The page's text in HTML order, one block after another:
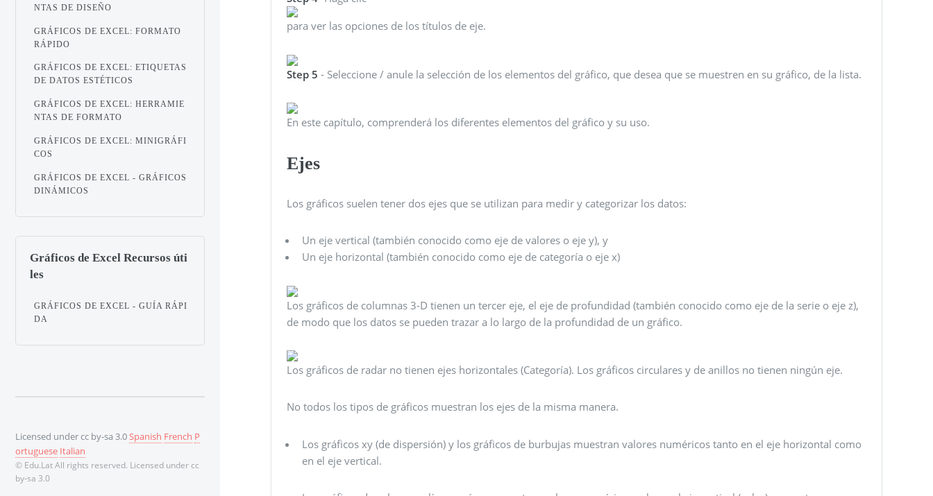
para ver las opciones de los títulos de eje.
Step 5 - Seleccione / anule la selección de los elementos del gráfico, que desea que se muestren en su gráfico, de la lista.
En este capítulo, comprenderá los diferentes elementos del gráfico y su uso.
Ejes
Los gráficos suelen tener dos ejes que se utilizan para medir y categorizar los datos:
Un eje vertical (también conocido como eje de valores o eje y), y
Un eje horizontal (también conocido como eje de categoría o eje x)
Los gráficos de columnas 3-D tienen un tercer eje, el eje de profundidad (también conocido como eje de la serie o eje z),
de modo que los datos se pueden trazar a lo largo de la profundidad de un gráfico.
Los gráficos de radar no tienen ejes horizontales (Categoría). Los gráficos circulares y de anillos no tienen ningún eje.
No todos los tipos de gráficos muestran los ejes de la misma manera.
Los gráficos xy (de dispersión) y los gráficos de burbujas muestran valores numéricos tanto en el eje horizontal como
en el eje vertical.
NTAS DE DISEÑO
GRÁFICOS DE EXCEL: FORMATO
RÁPIDO
GRÁFICOS DE EXCEL: ETIQUETAS
DE DATOS ESTÉTICOS
GRÁFICOS DE EXCEL: HERRAMIE
NTAS DE FORMATO
GRÁFICOS DE EXCEL: MINIGRÁFI
COS
GRÁFICOS DE EXCEL - GRÁFICOS
DINÁMICOS
Gráficos de Excel Recursos úti
les
GRÁFICOS DE EXCEL - GUÍA RÁPI
DA
Licensed under cc by-sa 3.0Spanish French P
ortuguese Italian
© Edu.Lat All rights reserved. Licensed under cc
by-sa 3.0